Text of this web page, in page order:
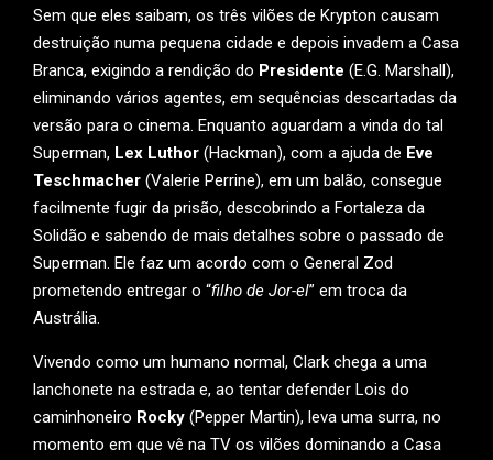
Sem que eles saibam, os três vilões de Krypton causam
destruição numa pequena cidade e depois invadem a Casa
Branca, exigindo a rendição do Presidente (E.G. Marshall),
eliminando vários agentes, em sequências descartadas da
versão para o cinema. Enquanto aguardam a vinda do tal
Superman, Lex Luthor (Hackman), com a ajuda de Eve
Teschmacher (Valerie Perrine), em um balão, consegue
facilmente fugir da prisão, descobrindo a Fortaleza da
Solidão e sabendo de mais detalhes sobre o passado de
Superman. Ele faz um acordo com o General Zod
prometendo entregar o “filho de Jor-el” em troca da
Austrália.
Vivendo como um humano normal, Clark chega a uma
lanchonete na estrada e, ao tentar defender Lois do
caminhoneiro Rocky (Pepper Martin), leva uma surra, no
momento em que vê na TV os vilões dominando a Casa